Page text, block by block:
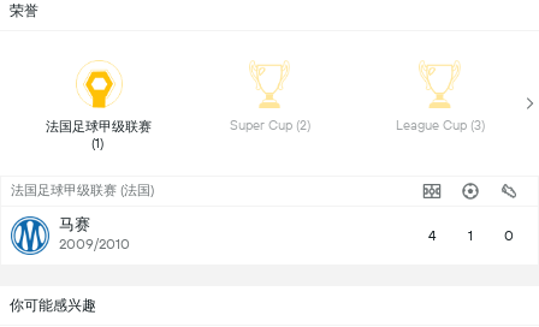
荣誉
法国足球甲级联赛
(1)
Super Cup (2) League Cup (3)
法国足球甲级联赛 (法国)
马赛
2009/2010 4 1 0
你可能感兴趣